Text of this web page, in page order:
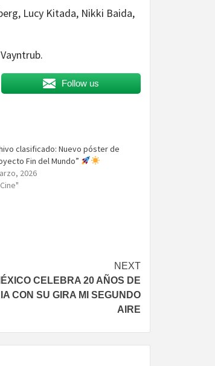
Lucy Kitada, Nikki Baida,
Follow us
clasificado: Nuevo póster de
Fin del Mundo”
2026
NEXT
CELEBRA 20 AÑOS DE
CON SU GIRA MI SEGUNDO
AIRE